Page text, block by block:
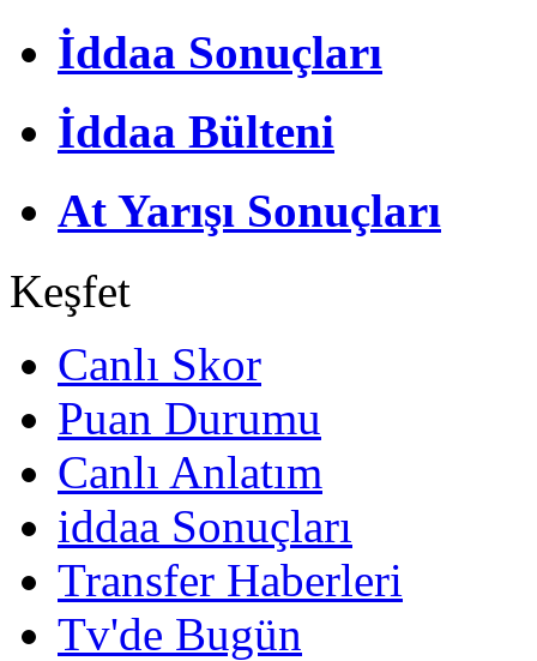
İddaa Sonuçları
İddaa Bülteni
At Yarışı Sonuçları
Keşfet
Canlı Skor
Puan Durumu
Canlı Anlatım
iddaa Sonuçları
Transfer Haberleri
Tv'de Bugün